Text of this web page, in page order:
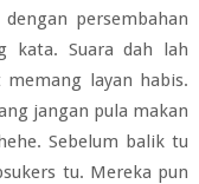
persembahan
kata. Suara dah lah
layan habis.
jangan pula makan
Sebelum balik tu
tu. Mereka pun